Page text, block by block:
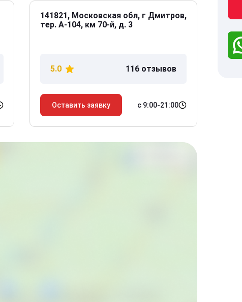
141821, Московская обл, г Дмитров,
тер. А-104, км 70-й, д. 3
5.0 116 отзывов
Оставить заявку с 9:00-21:00
дом